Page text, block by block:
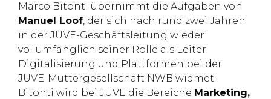
Marco Bitonti übernimmt die Aufgaben von
Manuel Loof, der sich nach rund zwei Jahren
in der JUVE-Geschäftsleitung wieder
vollumfänglich seiner Rolle als Leiter
Digitalisierung und Plattformen bei der
JUVE-Muttergesellschaft NWB widmet.
Bitonti wird bei JUVE die Bereiche Marketing,